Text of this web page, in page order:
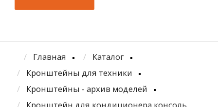
Главная
Каталог
Кронштейны для техники
Кронштейны - архив моделей